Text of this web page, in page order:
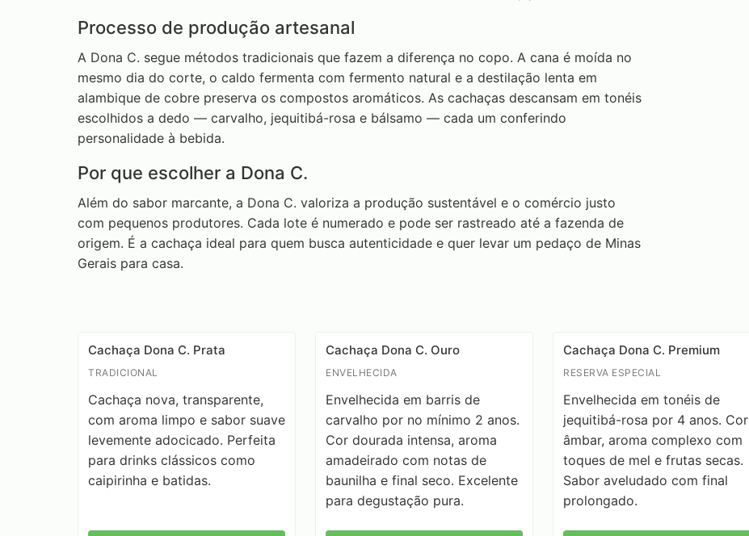
Processo de produção artesanal
A Dona C. segue métodos tradicionais que fazem a diferença no copo. A cana é moída no
mesmo dia do corte, o caldo fermenta com fermento natural e a destilação lenta em
alambique de cobre preserva os compostos aromáticos. As cachaças descansam em tonéis
escolhidos a dedo — carvalho, jequitibá-rosa e bálsamo — cada um conferindo
personalidade à bebida.
Por que escolher a Dona C.
Além do sabor marcante, a Dona C. valoriza a produção sustentável e o comércio justo
com pequenos produtores. Cada lote é numerado e pode ser rastreado até a fazenda de
origem. É a cachaça ideal para quem busca autenticidade e quer levar um pedaço de Minas
Gerais para casa.
Produtos Dona C.
Cachaça Dona C. Prata
TRADICIONAL
Cachaça nova, transparente,
com aroma limpo e sabor suave
levemente adocicado. Perfeita
para drinks clássicos como
caipirinha e batidas.
Cachaça Dona C. Ouro
ENVELHECIDA
Envelhecida em barris de
carvalho por no mínimo 2 anos.
Cor dourada intensa, aroma
amadeirado com notas de
baunilha e final seco. Excelente
para degustação pura.
Cachaça Dona C. Premium
RESERVA ESPECIAL
Envelhecida em tonéis de
jequitibá-rosa por 4 anos. Cor
âmbar, aroma complexo com
toques de mel e frutas secas.
Sabor aveludado com final
prolongado.